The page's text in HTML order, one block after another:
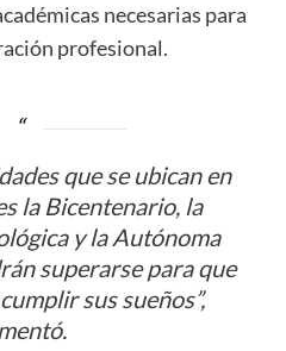
necesarias para
profesional.
que se ubican en
la Bicentenario, la
y la Autónoma
superarse para que
sus sueños”,